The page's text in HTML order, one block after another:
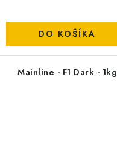
DO KOŠÍKA
Mainline - F1 Dark - 1kg